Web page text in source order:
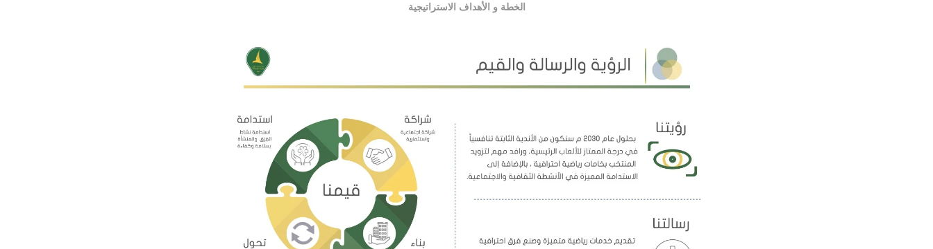
الخطة و الأهداف الاستراتيجية